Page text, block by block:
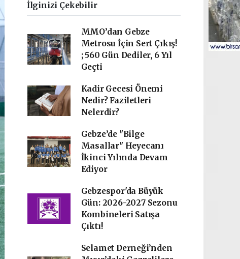
İlginizi Çekebilir
MMO’dan Gebze
Metrosu İçin Sert Çıkış!
; 560 Gün Dediler, 6 Yıl
Geçti
Kadir Gecesi Önemi
Nedir? Faziletleri
Nelerdir?
Gebze’de "Bilge
Masallar" Heyecanı
İkinci Yılında Devam
Ediyor
Gebzespor'da Büyük
Gün: 2026-2027 Sezonu
Kombineleri Satışa
Çıktı!
Selamet Derneği’nden